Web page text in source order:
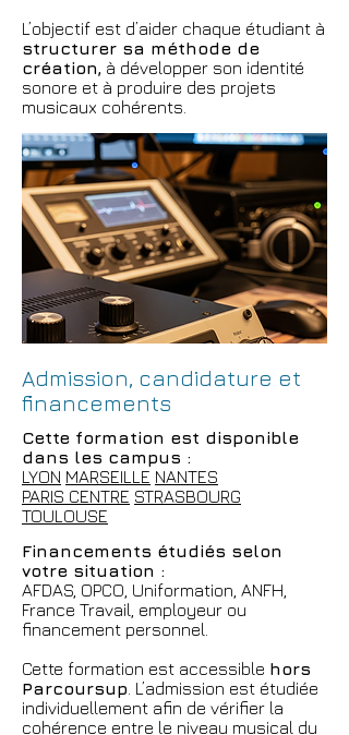
L’objectif est d’aider chaque étudiant à
structurer sa méthode de
création, à développer son identité
sonore et à produire des projets
musicaux cohérents.
Admission, candidature et
financements
Cette formation est disponible
dans les campus :
LYON MARSEILLE NANTES
PARIS CENTRE STRASBOURG
TOULOUSE
Financements étudiés selon
votre situation :
AFDAS, OPCO, Uniformation, ANFH,
France Travail, employeur ou
financement personnel.
Cette formation est accessible hors
Parcoursup . L’admission est étudiée
individuellement afin de vérifier la
cohérence entre le niveau musical du